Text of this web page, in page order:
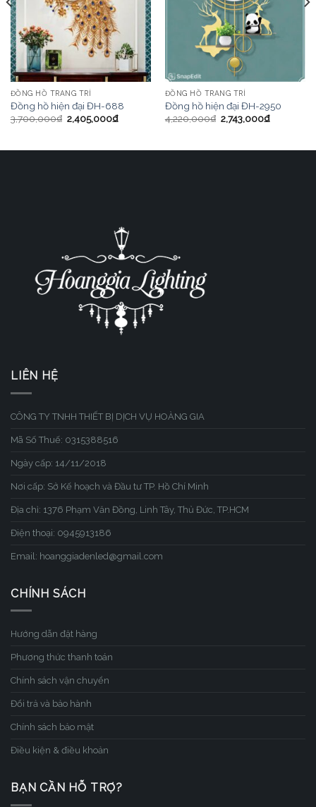
ĐỒNG HỒ TRANG TRÍ
Đồng hồ hiện đại ĐH-688
3,700,000₫ 2,405,000₫
ĐỒNG HỒ TRANG TRÍ
Đồng hồ hiện đại ĐH-2950
4,220,000₫ 2,743,000₫
LIÊN HỆ
CÔNG TY TNHH THIẾT BỊ DỊCH VỤ HOÀNG GIA
Mã Số Thuế: 0315388516
Ngày cấp: 14/11/2018
Nơi cấp: Sở Kế hoạch và Đầu tư TP. Hồ Chí Minh
Địa chỉ: 1376 Phạm Văn Đồng, Linh Tây, Thủ Đức, TP.HCM
Điện thoại: 0945913186
Email: hoanggiadenled@gmail.com
CHÍNH SÁCH
Hướng dẫn đặt hàng
Phương thức thanh toán
Chính sách vận chuyển
Đổi trả và bảo hành
Chính sách bảo mật
Điều kiện & điều khoản
BẠN CẦN HỖ TRỢ?